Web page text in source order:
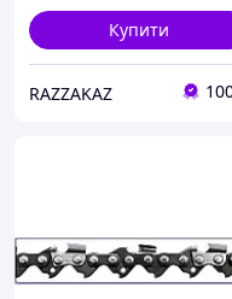
Купити
RAZZAKAZ